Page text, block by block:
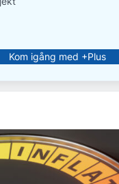
Kom igång med +Plus